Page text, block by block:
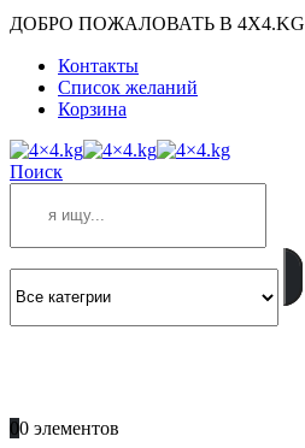
ДОБРО ПОЖАЛОВАТЬ В 4X4.KG
Контакты
Список желаний
Корзина
Поиск
00 элементов